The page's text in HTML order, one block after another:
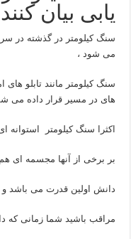
یابی بیان
سنگ کیلومتر در گذشته در
می شود ،
سنگ کیلومتر مانند تابلو
های در مسیر قرار داده می
اکثرا سنگ کیلومتر
بر برخی از آنها مجسمه ای
دانش اولین قدرت می باشد
مراقب باشید شما زمانی که